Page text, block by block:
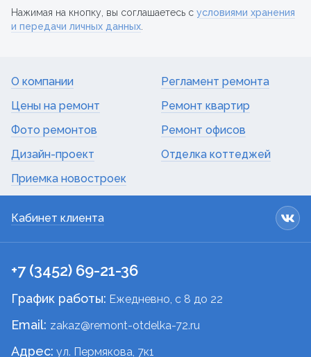
Нажимая на кнопку, вы соглашаетесь с условиями хранения
и передачи личных данных.
О компании
Цены на ремонт
Фото ремонтов
Дизайн-проект
Приемка новостроек
Регламент ремонта
Ремонт квартир
Ремонт офисов
Отделка коттеджей
Кабинет клиента
+7 (3452) 69-21-36
График работы: Ежедневно, c 8 до 22
Email: zakaz@remont-otdelka-72.ru
Адрес: ул. Пермякова, 7к1